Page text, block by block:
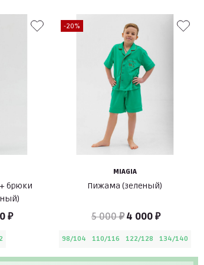
брюки
₽
-20%
MIAGIA
Пижама (зеленый)
5 000 ₽ 4 000 ₽
98/104 110/116 122/128 134/140